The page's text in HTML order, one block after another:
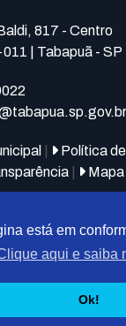
está em
aqui e saiba
Ok!
817 - Centro
| Tabapuã - SP
Política